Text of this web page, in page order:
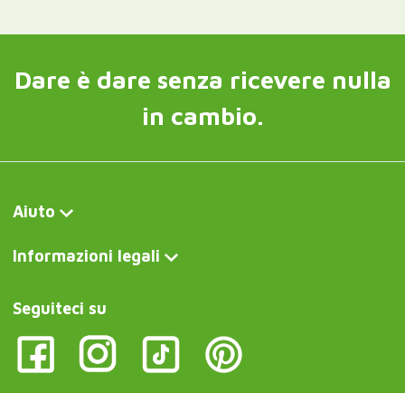
Dare è dare senza ricevere nulla
in cambio.
Aiuto
Informazioni legali
Seguiteci su